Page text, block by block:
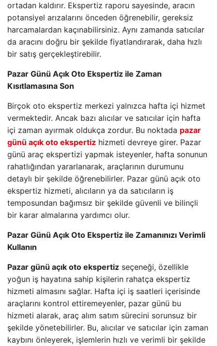
ortadan kaldırır. Ekspertiz raporu sayesinde, aracın
potansiyel arızalarını önceden öğrenebilir, gereksiz
harcamalardan kaçınabilirsiniz. Aynı zamanda satıcılar
da aracını doğru bir şekilde fiyatlandırarak, daha hızlı
bir satış gerçekleştirebilir.
Pazar Günü Açık Oto Ekspertiz ile Zaman
Kısıtlamasına Son
Birçok oto ekspertiz merkezi yalnızca hafta içi hizmet
vermektedir. Ancak bazı alıcılar ve satıcılar için hafta
içi zaman ayırmak oldukça zordur. Bu noktada pazar
günü açık oto ekspertiz hizmeti devreye girer. Pazar
günü araç ekspertizi yapmak isteyenler, hafta sonunun
rahatlığından yararlanarak, araçlarının durumunu
detaylı bir şekilde öğrenebilirler. Pazar günü açık oto
ekspertiz hizmeti, alıcıların ya da satıcıların iş
temposundan bağımsız bir şekilde güvenli ve bilinçli
bir karar almalarına yardımcı olur.
Pazar Günü Açık Oto Ekspertiz ile Zamanınızı Verimli
Kullanın
Pazar günü açık oto ekspertiz seçeneği, özellikle
yoğun iş hayatına sahip kişilerin rahatça ekspertiz
hizmeti almasını sağlar. Hafta içi iş saatleri içerisinde
araçlarını kontrol ettiremeyenler, pazar günü bu
hizmeti alarak, araç alım satım sürecini sorunsuz bir
şekilde yönetebilirler. Bu, alıcılar ve satıcılar için zaman
kaybını önleyerek, işlemlerin hızlı ve verimli bir şekilde